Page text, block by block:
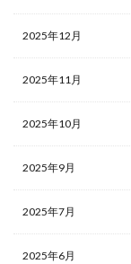
2025年12月
2025年11月
2025年10月
2025年9月
2025年7月
2025年6月